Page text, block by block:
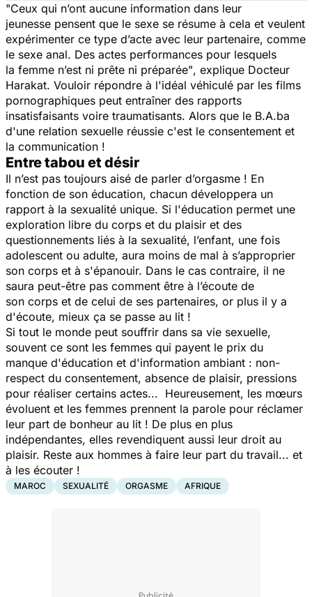
"Ceux qui n’ont aucune information dans leur
jeunesse pensent que le sexe se résume à cela et veulent
expérimenter ce type d’acte avec leur partenaire, comme
le sexe anal. Des actes performances pour lesquels
la femme n’est ni prête ni préparée", explique Docteur
Harakat. Vouloir répondre à l'idéal véhiculé par les films
pornographiques peut entraîner des rapports
insatisfaisants voire traumatisants. Alors que le B.A.ba
d'une relation sexuelle réussie c'est le consentement et
la communication !
Entre tabou et désir
Il n’est pas toujours aisé de parler d’orgasme ! En
fonction de son éducation, chacun développera un
rapport à la sexualité unique. Si l'éducation permet une
exploration libre du corps et du plaisir et des
questionnements liés à la sexualité, l’enfant, une fois
adolescent ou adulte, aura moins de mal à s’approprier
son corps et à s'épanouir. Dans le cas contraire, il ne
saura peut-être pas comment être à l’écoute de
son corps et de celui de ses partenaires, or plus il y a
d'écoute, mieux ça se passe au lit !
Si tout le monde peut souffrir dans sa vie sexuelle,
souvent ce sont les femmes qui payent le prix du
manque d'éducation et d'information ambiant : non-
respect du consentement, absence de plaisir, pressions
pour réaliser certains actes... Heureusement, les mœurs
évoluent et les femmes prennent la parole pour réclamer
leur part de bonheur au lit ! De plus en plus
indépendantes, elles revendiquent aussi leur droit au
plaisir. Reste aux hommes à faire leur part du travail... et
à les écouter !
MAROC SEXUALITÉ ORGASME AFRIQUE